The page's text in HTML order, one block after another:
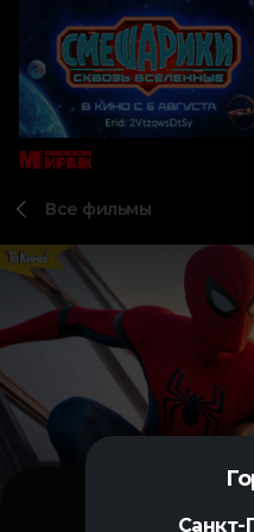
Санкт-
Все фильмы